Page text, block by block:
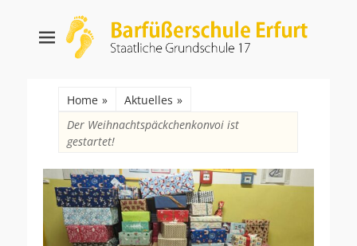
Barfüßerschule
Erfurt
Staatliche Grundschule 17
nach:
Home » Aktuelles »
Der Weihnachtspäckchenkonvoi ist
gestartet!